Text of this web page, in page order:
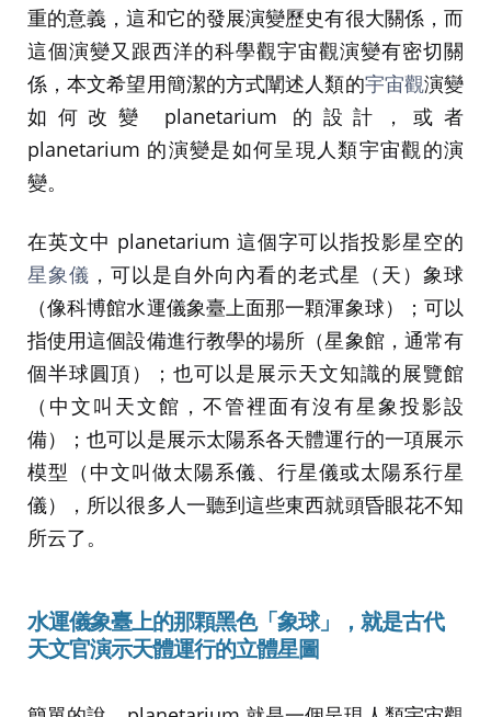
重的意義，這和它的發展演變歷史有很大關係，而
這個演變又跟西洋的科學觀宇宙觀演變有密切關
係，本文希望用簡潔的方式闡述人類的宇宙觀演變
如何改變 planetarium 的設計，或者
planetarium 的演變是如何呈現人類宇宙觀的演
變。
在英文中 planetarium 這個字可以指投影星空的
星象儀 ，可以是自外向內看的老式星（天）象球
（像科博館水運儀象臺上面那一顆渾象球）；可以
指使用這個設備進行教學的場所（星象館，通常有
個半球圓頂）；也可以是展示天文知識的展覽館
（中文叫天文館，不管裡面有沒有星象投影設
備）；也可以是展示太陽系各天體運行的一項展示
模型（中文叫做太陽系儀、行星儀或太陽系行星
儀），所以很多人一聽到這些東西就頭昏眼花不知
所云了。
水運儀象臺上的那顆黑色「象球」，就是古代
天文官演示天體運行的立體星圖